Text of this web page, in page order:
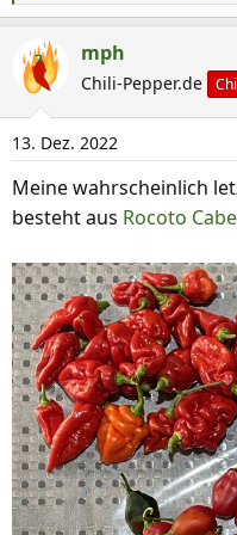
e
a
k
i
o
n
n
mph
Chili-Pepper.de
13. Dez. 2022
Meine wahrscheinlich
besteht aus Rocoto